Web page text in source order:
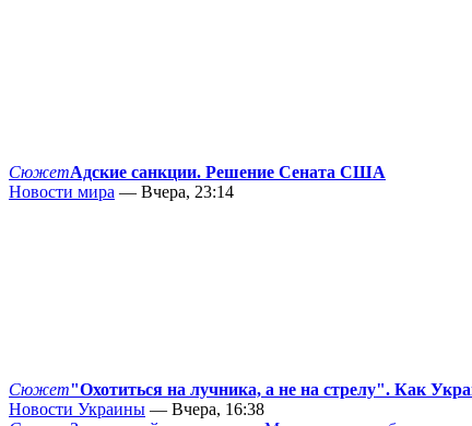
СюжетАдские санкции. Решение Сената США
Новости мира — Вчера, 23:14
Сюжет"Охотиться на лучника, а не на стрелу". Как
Новости Украины — Вчера, 16:38